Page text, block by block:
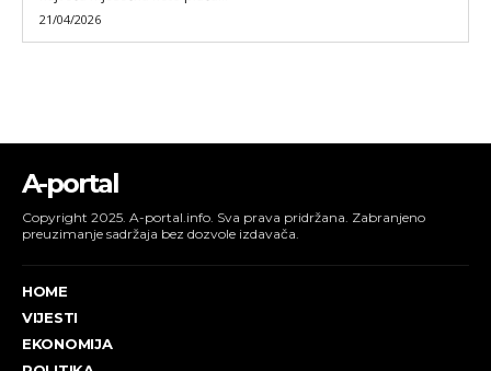
21/04/2026
A-portal
Copyright 2025. A-portal.info. Sva prava pridržana. Zabranjeno
preuzimanje sadržaja bez dozvole izdavača.
HOME
VIJESTI
EKONOMIJA